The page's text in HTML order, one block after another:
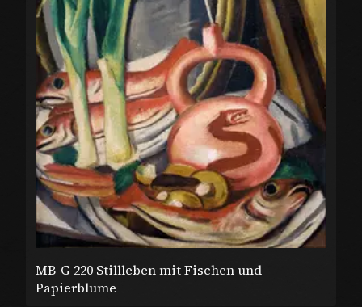
MB-G 220 Stillleben mit Fischen und
Papierblume